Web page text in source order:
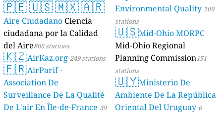
🇵🇪🇺🇸🇲🇽🇦🇷
Aire Ciudadano Ciencia
ciudadana por la Calidad
del Aire806 stations
🇰🇿AirKaz.org 249 stations
🇫🇷AirParif -
Association De
Surveillance De La Qualité
De L'air En Île-de-France 39
Environmental Quality 109
stations
🇺🇸Mid-Ohio MORPC
Mid-Ohio Regional
Planning Commission151
stations
🇺🇾Ministerio De
Ambiente De La República
Oriental Del Uruguay 6